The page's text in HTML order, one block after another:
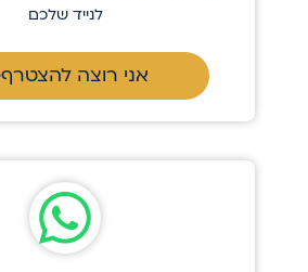
לנייד שלכם
אני רוצה להצטרף